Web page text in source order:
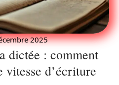
2025
dictée : comment
d’écriture